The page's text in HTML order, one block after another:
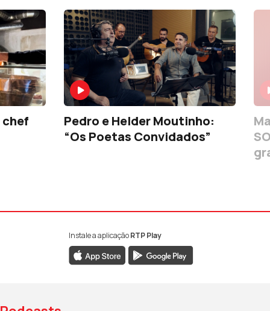
chef
Pedro e Helder Moutinho:
“Os Poetas Convidados”
da RTP Antena 1
da RTP Antena 1
YouTube da RTP Antena 1
Instale a aplicaçãoRTP Play